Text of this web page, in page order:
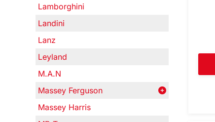
Lamborghini
Landini
Lanz
Leyland
M.A.N
Massey Ferguson
Massey Harris